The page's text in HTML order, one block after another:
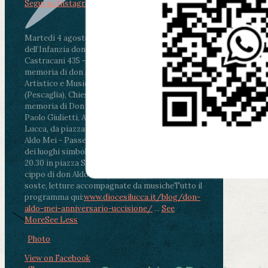
Martedì 4 agosto2026
ore 11:30 - Lucca, Scuola
dell’Infanzia don Aldo Mei - Viale Castruccio
Castracani 435 - Inaugurazione murales in
memoria di don Aldo Mei curato dal Liceo
Artistico e Musicale “Passaglia”
ore 18 - Fiano
(Pescaglia), Chiesa parrocchiale - Messa in
memoria di Don Aldo Mei celebrata da mons.
Paolo Giulietti, Arcivescovo di Lucca
ore 20.30 -
Lucca, da piazza San Michele al Cippo di don
Aldo Mei - Passeggiata della Memoria in alcuni
dei luoghi simbolo della città. Ritrovo alle ore
20.30 in piazza San Michele con conclusione al
cippo di don Aldo Mei (Porta Elisa). Durante le
soste, letture accompagnate da musicheTutto il
programma qui:www.diocesilucca.it/blog/don-
aldo-mei-anniversario-uccisione/ ... See
MoreSee Less
Photo
View on Facebook
Segui su Instagram